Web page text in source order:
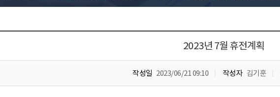
2023년 7월 휴전계획
작성일 2023/06/21 09:10 작성자 김기훈